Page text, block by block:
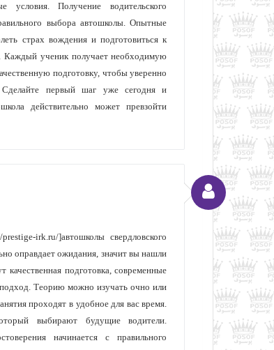
условия. Получение водительского
выбора автошколы. Опытные
страх вождения и подготовиться к
Каждый ученик получает необходимую
подготовку, чтобы уверенно
Сделайте первый шаг уже сегодня и
действительно может превзойти
irk.ru/]автошколы свердловского
оправдает ожидания, значит вы нашли
подготовка, современные
Теорию можно изучать очно или
проходят в удобное для вас время.
выбирают будущие водители.
начинается с правильного